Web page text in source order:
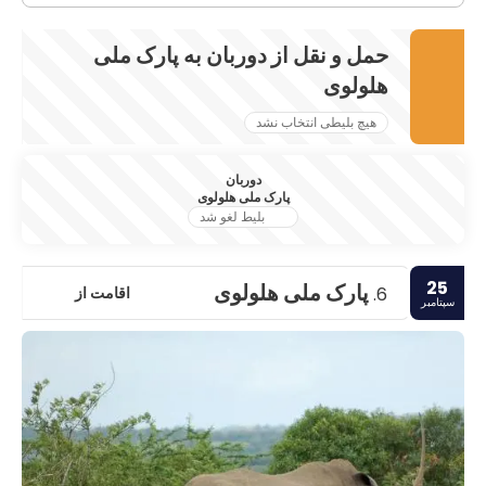
حمل و نقل از دوربان به پارک ملی
هلولوی
هیچ بلیطی انتخاب نشد
دوربان
پارک ملی هلولوی
بلیط لغو شد
25
سپتامبر 6. پارک ملی هلولوی اقامت از